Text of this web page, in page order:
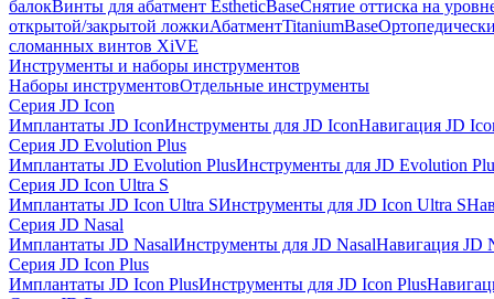
балокВинты для абатмент EstheticBaseСнятие оттиска на
открытой/закрытой ложкиАбатментTitaniumBase
сломанных винтов XiVE
Инструменты и наборы инструментов
Наборы инструментовОтдельные инструменты
Серия JD Icon
Имплантаты JD IconИнструменты для JD IconНавигация JD
Серия JD Evolution Plus
Имплантаты JD Evolution PlusИнструменты для JD Evolution
Серия JD Icon Ultra S
Имплантаты JD Icon Ultra SИнструменты для JD Icon Ultra S
Серия JD Nasal
Имплантаты JD NasalИнструменты для JD NasalНавигация JD
Серия JD Icon Plus
Имплантаты JD Icon PlusИнструменты для JD Icon Plus